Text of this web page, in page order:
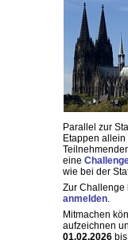
Parallel zur
Etappen
eine
wie bei der
Zur Challenge
anmelden.
Mitmachen
aufzeichnen
01.02.2026